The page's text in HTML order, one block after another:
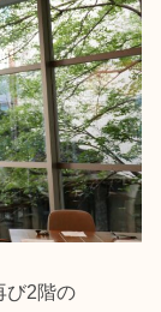
び2階の